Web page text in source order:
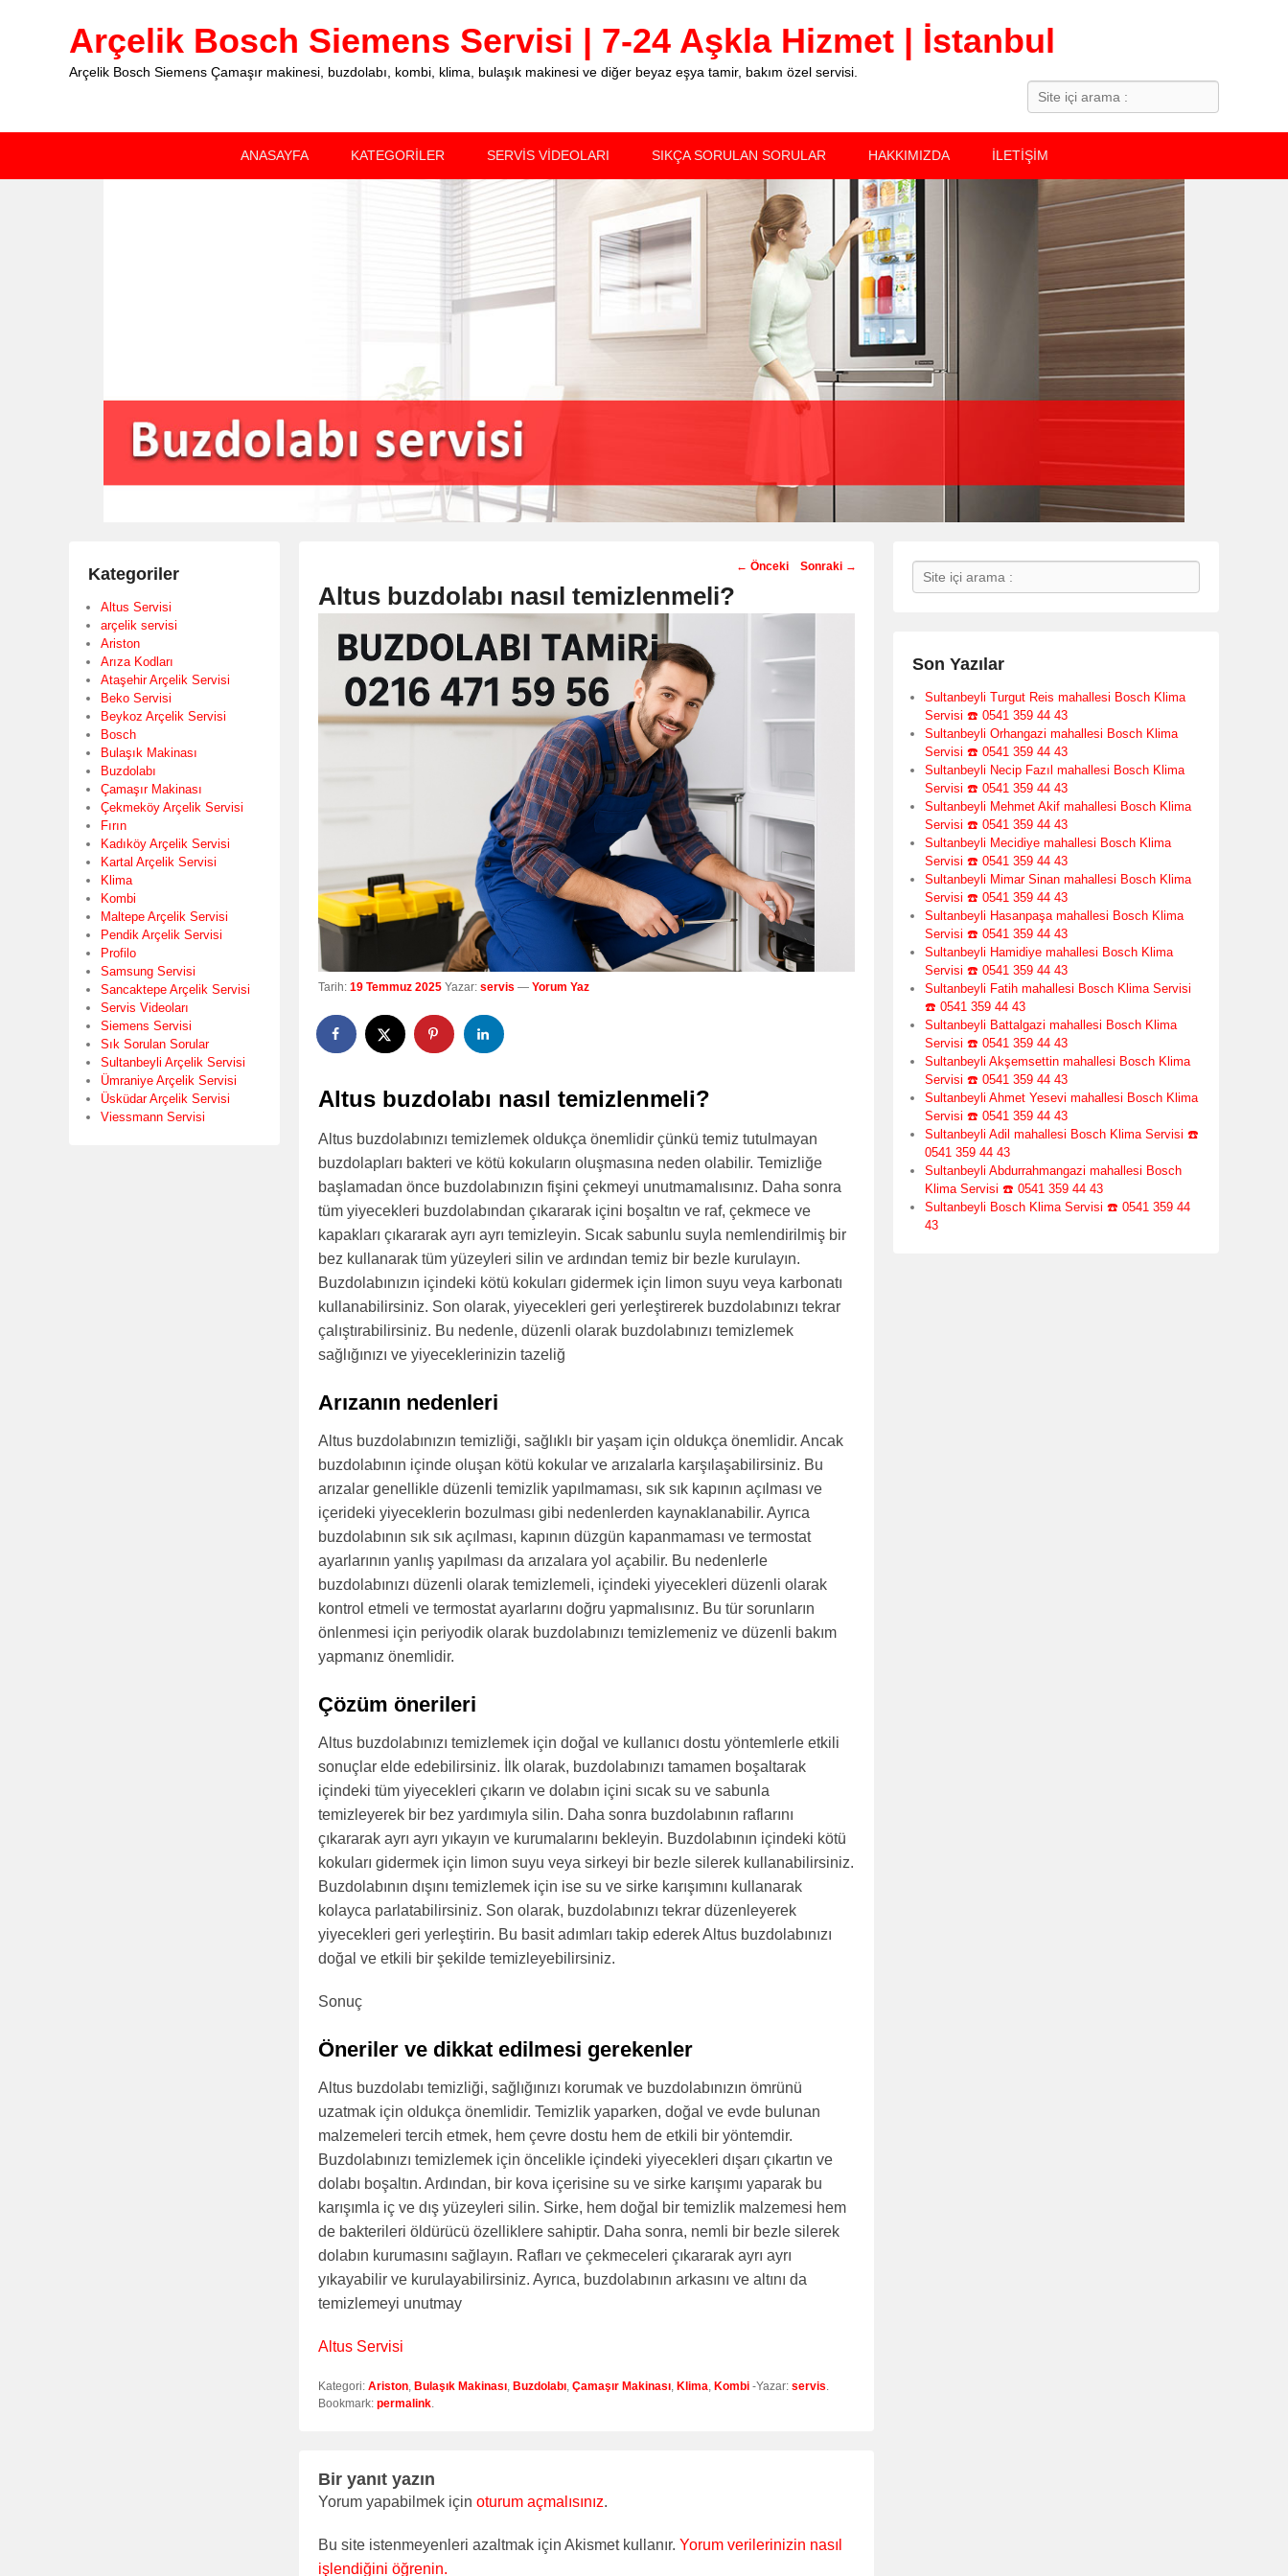
Arçelik Bosch Siemens Servisi | 7-24 Aşkla Hizmet | İstanbul
Arçelik Bosch Siemens Çamaşır makinesi, buzdolabı, kombi, klima, bulaşık makinesi ve diğer beyaz eşya tamir, bakım özel servisi.
Search
ANASAYFA KATEGORİLER SERVİS VİDEOLARI SIKÇA SORULAN SORULAR HAKKIMIZDA İLETİŞİM
Post
← Önceki Sonraki →
Altus buzdolabı nasıl temizlenmeli?
Tarih: 19 Temmuz 2025 Yazar: servis — Yorum Yaz
Altus buzdolabı nasıl temizlenmeli?
Altus buzdolabınızı temizlemek oldukça önemlidir çünkü temiz tutulmayan
buzdolapları bakteri ve kötü kokuların oluşmasına neden olabilir. Temizliğe
başlamadan önce buzdolabınızın fişini çekmeyi unutmamalısınız. Daha sonra
tüm yiyecekleri buzdolabından çıkararak içini boşaltın ve raf, çekmece ve
kapakları çıkararak ayrı ayrı temizleyin. Sıcak sabunlu suyla nemlendirilmiş bir
bez kullanarak tüm yüzeyleri silin ve ardından temiz bir bezle kurulayın.
Buzdolabınızın içindeki kötü kokuları gidermek için limon suyu veya karbonatı
kullanabilirsiniz. Son olarak, yiyecekleri geri yerleştirerek buzdolabınızı tekrar
çalıştırabilirsiniz. Bu nedenle, düzenli olarak buzdolabınızı temizlemek
sağlığınızı ve yiyeceklerinizin tazeliğ
Arızanın nedenleri
Altus buzdolabınızın temizliği, sağlıklı bir yaşam için oldukça önemlidir. Ancak
buzdolabının içinde oluşan kötü kokular ve arızalarla karşılaşabilirsiniz. Bu
arızalar genellikle düzenli temizlik yapılmaması, sık sık kapının açılması ve
içerideki yiyeceklerin bozulması gibi nedenlerden kaynaklanabilir. Ayrıca
buzdolabının sık sık açılması, kapının düzgün kapanmaması ve termostat
ayarlarının yanlış yapılması da arızalara yol açabilir. Bu nedenlerle
buzdolabınızı düzenli olarak temizlemeli, içindeki yiyecekleri düzenli olarak
kontrol etmeli ve termostat ayarlarını doğru yapmalısınız. Bu tür sorunların
önlenmesi için periyodik olarak buzdolabınızı temizlemeniz ve düzenli bakım
yapmanız önemlidir.
Çözüm önerileri
Altus buzdolabınızı temizlemek için doğal ve kullanıcı dostu yöntemlerle etkili
sonuçlar elde edebilirsiniz. İlk olarak, buzdolabınızı tamamen boşaltarak
içindeki tüm yiyecekleri çıkarın ve dolabın içini sıcak su ve sabunla
temizleyerek bir bez yardımıyla silin. Daha sonra buzdolabının raflarını
çıkararak ayrı ayrı yıkayın ve kurumalarını bekleyin. Buzdolabının içindeki kötü
kokuları gidermek için limon suyu veya sirkeyi bir bezle silerek kullanabilirsiniz.
Buzdolabının dışını temizlemek için ise su ve sirke karışımını kullanarak
kolayca parlatabilirsiniz. Son olarak, buzdolabınızı tekrar düzenleyerek
yiyecekleri geri yerleştirin. Bu basit adımları takip ederek Altus buzdolabınızı
doğal ve etkili bir şekilde temizleyebilirsiniz.
Sonuç
Öneriler ve dikkat edilmesi gerekenler
Altus buzdolabı temizliği, sağlığınızı korumak ve buzdolabınızın ömrünü
uzatmak için oldukça önemlidir. Temizlik yaparken, doğal ve evde bulunan
malzemeleri tercih etmek, hem çevre dostu hem de etkili bir yöntemdir.
Buzdolabınızı temizlemek için öncelikle içindeki yiyecekleri dışarı çıkartın ve
dolabı boşaltın. Ardından, bir kova içerisine su ve sirke karışımı yaparak bu
karışımla iç ve dış yüzeyleri silin. Sirke, hem doğal bir temizlik malzemesi hem
de bakterileri öldürücü özelliklere sahiptir. Daha sonra, nemli bir bezle silerek
dolabın kurumasını sağlayın. Rafları ve çekmeceleri çıkararak ayrı ayrı
yıkayabilir ve kurulayabilirsiniz. Ayrıca, buzdolabının arkasını ve altını da
temizlemeyi unutmay
Altus Servisi
Kategori: Ariston, Bulaşık Makinası, Buzdolabı, Çamaşır Makinası, Klima, Kombi -Yazar: servis.
Bookmark: permalink.
Bir yanıt yazın
Yorum yapabilmek için oturum açmalısınız.
Bu site istenmeyenleri azaltmak için Akismet kullanır. Yorum verilerinizin nasıl
işlendiğini öğrenin.
Search
Son Yazılar
Sultanbeyli Turgut Reis mahallesi Bosch Klima
Servisi ☎️ 0541 359 44 43
Sultanbeyli Orhangazi mahallesi Bosch Klima
Servisi ☎️ 0541 359 44 43
Sultanbeyli Necip Fazıl mahallesi Bosch Klima
Servisi ☎️ 0541 359 44 43
Sultanbeyli Mehmet Akif mahallesi Bosch Klima
Servisi ☎️ 0541 359 44 43
Sultanbeyli Mecidiye mahallesi Bosch Klima
Servisi ☎️ 0541 359 44 43
Sultanbeyli Mimar Sinan mahallesi Bosch Klima
Servisi ☎️ 0541 359 44 43
Sultanbeyli Hasanpaşa mahallesi Bosch Klima
Servisi ☎️ 0541 359 44 43
Sultanbeyli Hamidiye mahallesi Bosch Klima
Servisi ☎️ 0541 359 44 43
Sultanbeyli Fatih mahallesi Bosch Klima Servisi
☎️ 0541 359 44 43
Sultanbeyli Battalgazi mahallesi Bosch Klima
Servisi ☎️ 0541 359 44 43
Sultanbeyli Akşemsettin mahallesi Bosch Klima
Servisi ☎️ 0541 359 44 43
Sultanbeyli Ahmet Yesevi mahallesi Bosch Klima
Servisi ☎️ 0541 359 44 43
Sultanbeyli Adil mahallesi Bosch Klima Servisi ☎️
0541 359 44 43
Sultanbeyli Abdurrahmangazi mahallesi Bosch
Klima Servisi ☎️ 0541 359 44 43
Sultanbeyli Bosch Klima Servisi ☎️ 0541 359 44
43
Kategoriler
Altus Servisi
arçelik servisi
Ariston
Arıza Kodları
Ataşehir Arçelik Servisi
Beko Servisi
Beykoz Arçelik Servisi
Bosch
Bulaşık Makinası
Buzdolabı
Çamaşır Makinası
Çekmeköy Arçelik Servisi
Fırın
Kadıköy Arçelik Servisi
Kartal Arçelik Servisi
Klima
Kombi
Maltepe Arçelik Servisi
Pendik Arçelik Servisi
Profilo
Samsung Servisi
Sancaktepe Arçelik Servisi
Servis Videoları
Siemens Servisi
Sık Sorulan Sorular
Sultanbeyli Arçelik Servisi
Ümraniye Arçelik Servisi
Üsküdar Arçelik Servisi
Viessmann Servisi